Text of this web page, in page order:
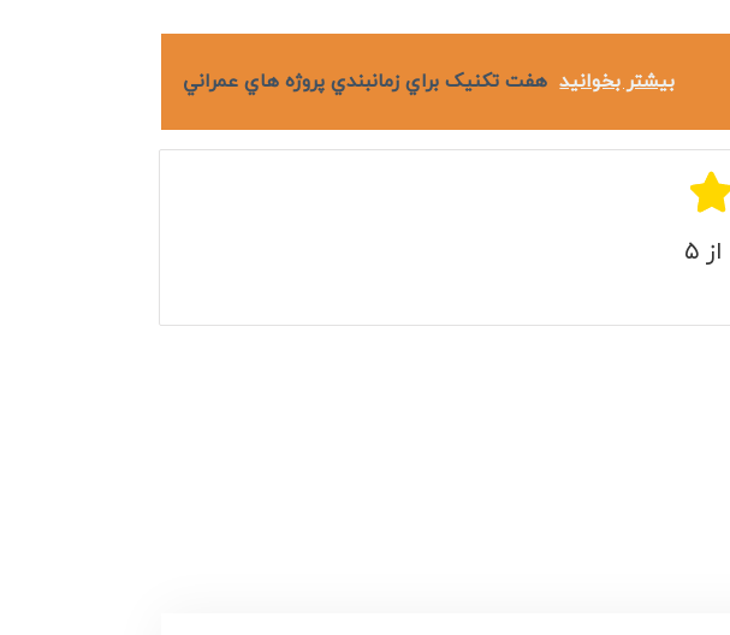
بیشتر بخوانید هفت تکنيک براي زمانبندي پروژه هاي عمراني
از ۵